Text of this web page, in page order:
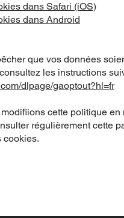
dans Safari (iOS)
dans Android
que vos données
les instructions
dlpage/gaoptout?hl=fr
cette politique
régulièrement cette
cookies.